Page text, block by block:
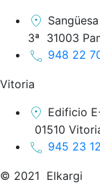
3ª 31003
948 22
Vitoria
Edificio
01510
945 23
© 2021 Elkargi